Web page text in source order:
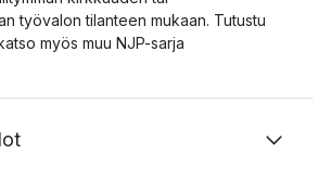
työvalon tilanteen mukaan. Tutustu
myös muu NJP-sarja